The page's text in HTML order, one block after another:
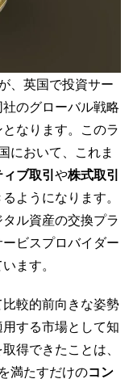
、英国で投資サー
のグローバル戦略
なります。このラ
において、これま
ブ取引 や株式取引
ようになります。
ル資産の交換プラ
ビスプロバイダー
ます。
比較的前向きな姿勢
用する市場として知
得できたことは、
満たすだけのコン